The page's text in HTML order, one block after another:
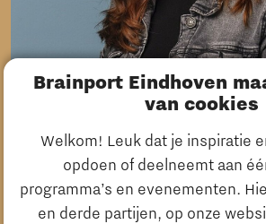
Brainport Eindhoven
van cookies
Welkom! Leuk dat je inspiratie
opdoen of deelneemt aan
programma’s en evenementen.
en derde partijen, op onze
Vakmanschap
Contactpersoon voor de
Monique Otten van het Summa